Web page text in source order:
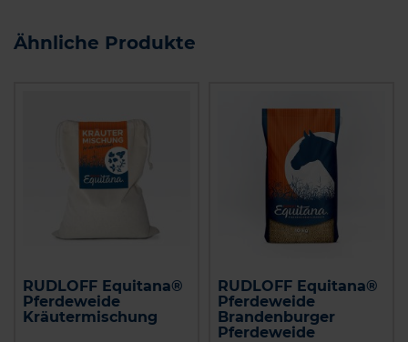
Ähnliche Produkte
RUDLOFF Equitana®
Pferdeweide
Kräutermischung
RUDLOFF Equitana®
Pferdeweide
Brandenburger
Pferdeweide